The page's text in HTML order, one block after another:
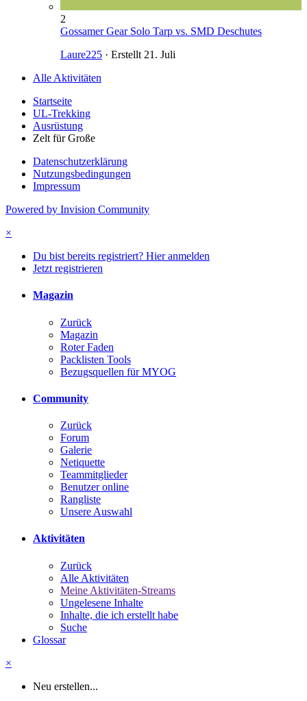
2
Gossamer Gear Solo Tarp vs. SMD Deschutes
Laure225 · Erstellt 21. Juli
Alle Aktivitäten
Startseite
UL-Trekking
Ausrüstung
Zelt für Große
Datenschutzerklärung
Nutzungsbedingungen
Impressum
Powered by Invision Community
×
Du bist bereits registriert? Hier anmelden
Jetzt registrieren
Magazin
Zurück
Magazin
Roter Faden
Packlisten Tools
Bezugsquellen für MYOG
Community
Zurück
Forum
Galerie
Netiquette
Teammitglieder
Benutzer online
Rangliste
Unsere Auswahl
Aktivitäten
Zurück
Alle Aktivitäten
Meine Aktivitäten-Streams
Ungelesene Inhalte
Inhalte, die ich erstellt habe
Suche
Glossar
×
Neu erstellen...